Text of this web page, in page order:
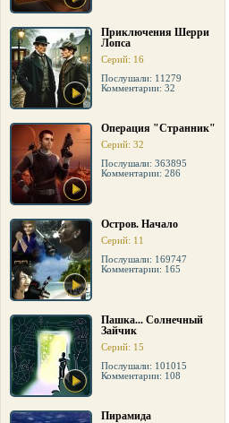
Приключения Шерри
Лопса
Серий: 16
Послушали: 11279
Комментарии: 32
Операция "Странник"
Серий: 32
Послушали: 363895
Комментарии: 286
Остров. Начало
Серий: 11
Послушали: 169747
Комментарии: 165
Пашка... Солнечный
Зайчик
Серий: 15
Послушали: 101015
Комментарии: 108
Пирамида